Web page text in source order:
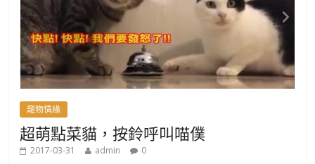
竉物情緣
超萌點菜貓，按鈴呼叫喵僕
2017-03-31 admin 0